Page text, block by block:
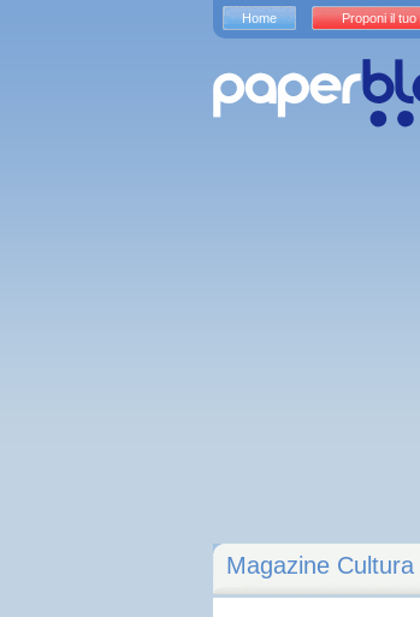
Magazine Cultura
Home Proponi il tuo